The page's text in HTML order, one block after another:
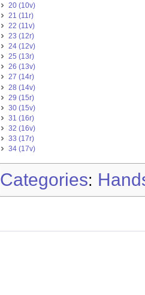
20 (10v)
21 (11r)
22 (11v)
23 (12r)
24 (12v)
25 (13r)
26 (13v)
27 (14r)
28 (14v)
29 (15r)
30 (15v)
31 (16r)
32 (16v)
33 (17r)
34 (17v)
Categories: